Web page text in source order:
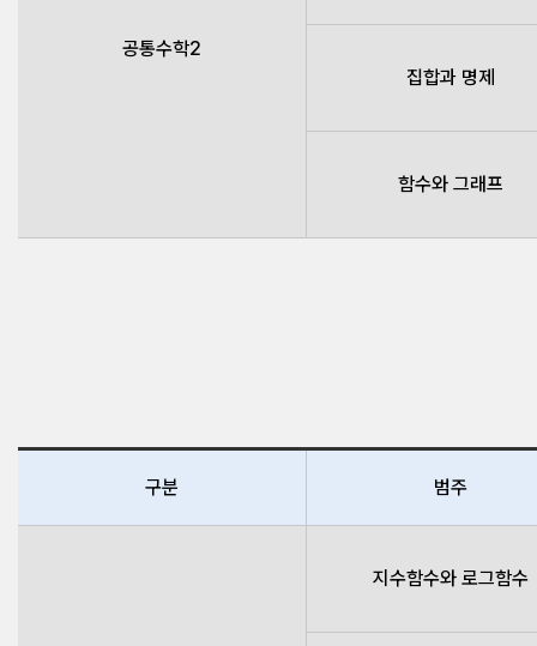
공통수학2
집합과 명제
함수와 그래프
구분 범주
지수함수와 로그함수